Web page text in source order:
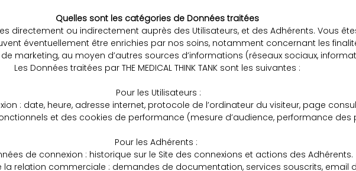
Quelles sont les catégories de Données traitées
directement ou indirectement auprès des Utilisateurs, et des Adhérents. Vous
éventuellement être enrichies par nos soins, notamment concernant les
marketing, au moyen d’autres sources d’informations (réseaux sociaux,
Les Données traitées par THE MEDICAL THINK TANK sont les suivantes :
Pour les Utilisateurs :
: date, heure, adresse internet, protocole de l’ordinateur du visiteur, page
et des cookies de performance (mesure d’audience, performance
Pour les Adhérents :
de connexion : historique sur le Site des connexions et actions des Adhérents.
la relation commerciale : demandes de documentation, services souscrits, email